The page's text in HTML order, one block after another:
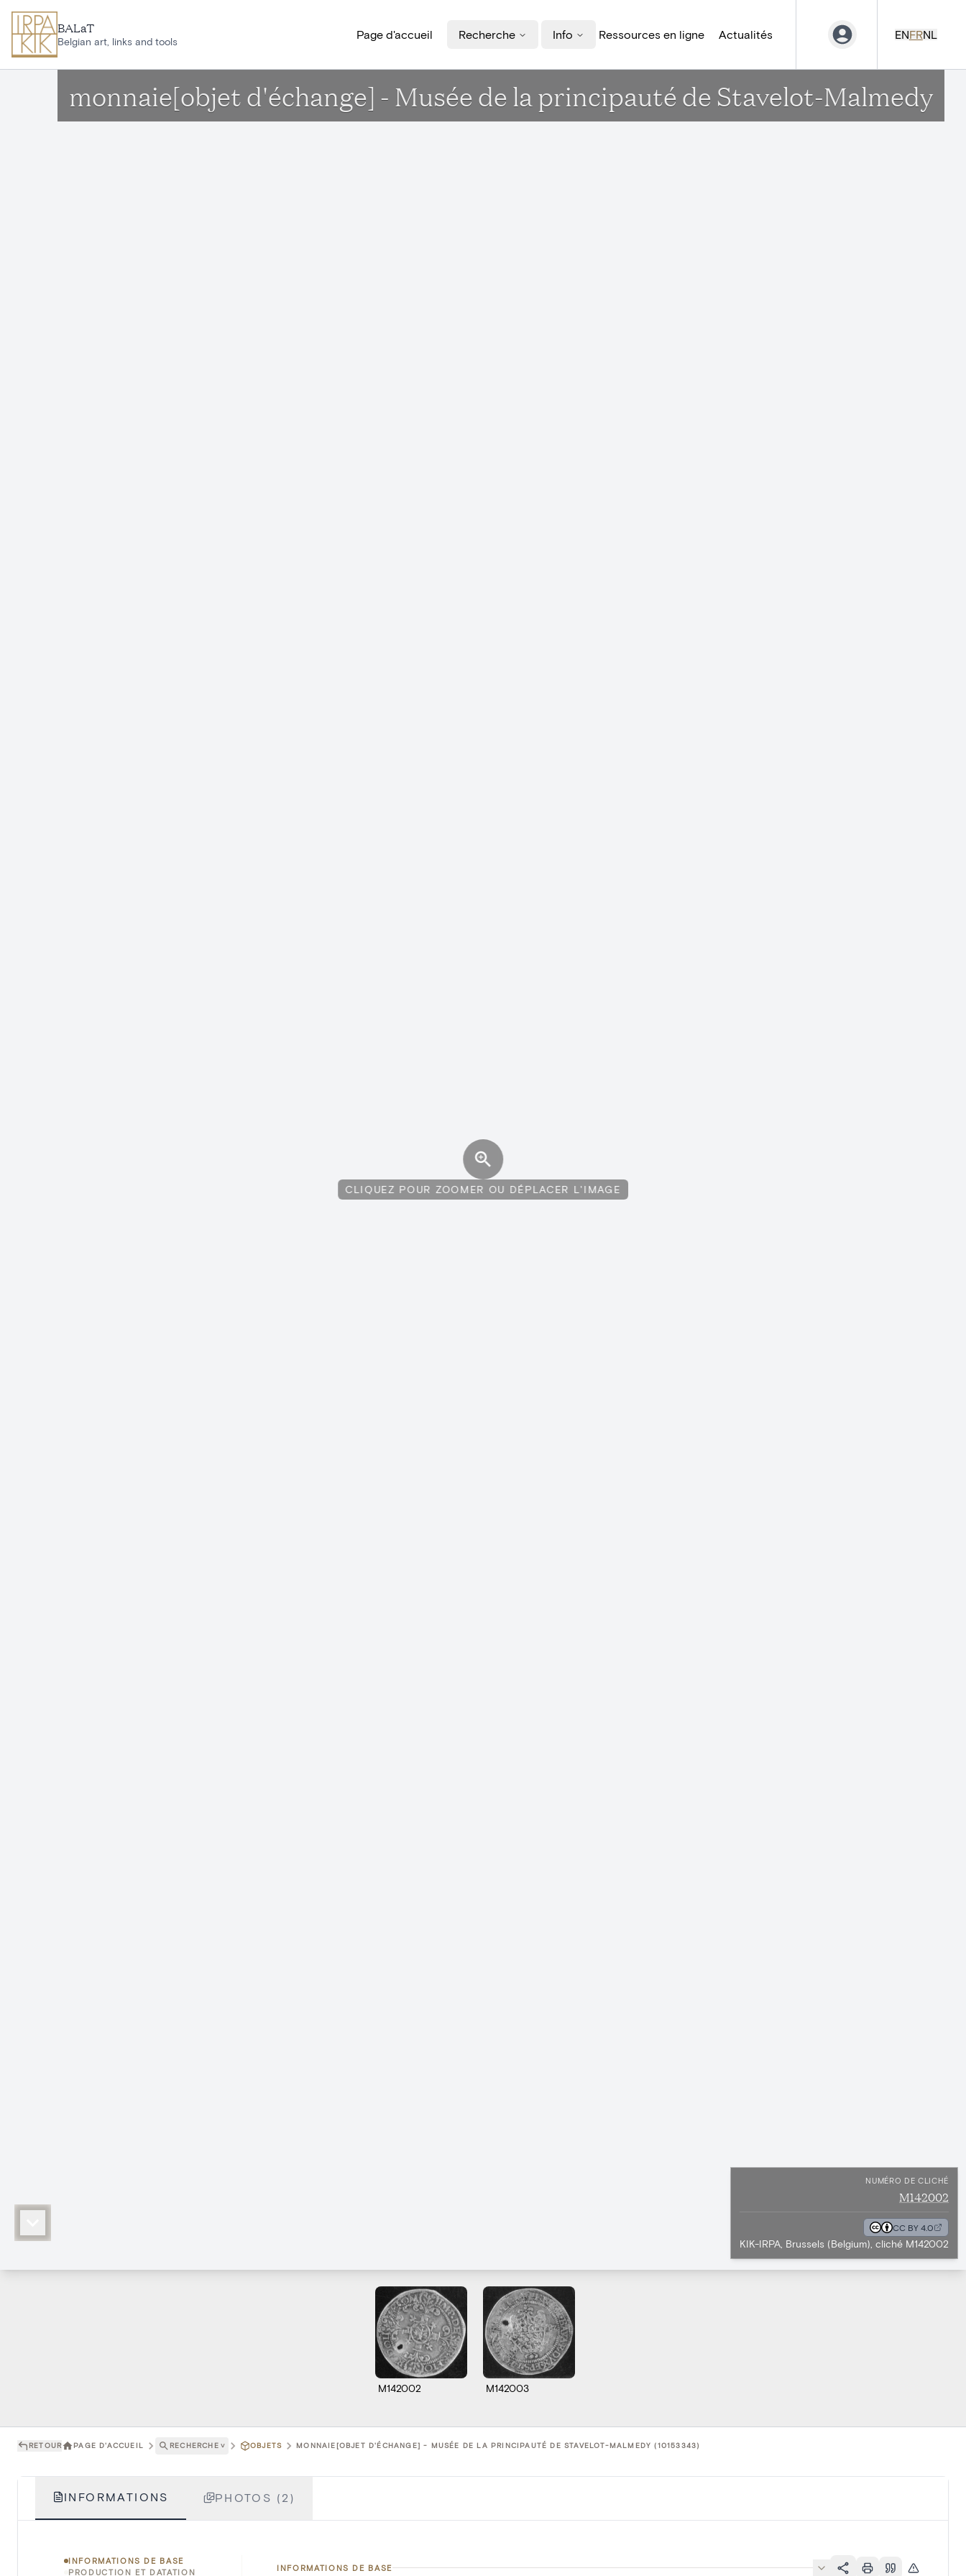
BALaT
Belgian art, links and tools
Page d'accueil Recherche Info Ressources en ligne Actualités ENFRNL
monnaie[objet d'échange] - Musée de la principauté de Stavelot-Malmedy
CLIQUEZ POUR ZOOMER OU DÉPLACER L'IMAGE
NUMÉRO DE CLICHÉ
M142002
CC BY 4.0
KIK-IRPA, Brussels (Belgium), cliché M142002
M142002 M142003
RETOUR PAGE D'ACCUEIL RECHERCHE ˅ OBJETS MONNAIE[OBJET D'ÉCHANGE] - MUSÉE DE LA PRINCIPAUTÉ DE STAVELOT-MALMEDY (10153343)
INFORMATIONS PHOTOS (2)
INFORMATIONS DE BASE
PRODUCTION ET DATATION
INFORMATIONS DE BASE